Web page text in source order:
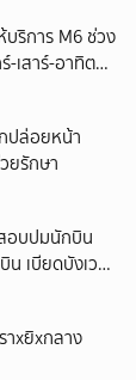
ริการ M6 ช่วง
-เสาร์-อาทิตย์
ปล่อยหน้า
ยรักษา
อบปมนักบิน
เบียดบังเวลา
าxยิxกลาง